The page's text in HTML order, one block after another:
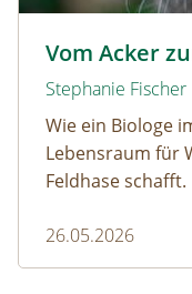
Vom Acker
Stephanie Fischer
Wie ein Biologe
Lebensraum für
Feldhase schafft.
26.05.2026